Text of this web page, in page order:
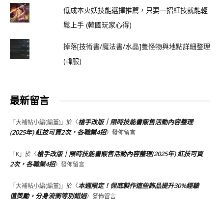
低成本火妖技能選擇推薦，只要一招紅技就能輕
鬆上手 (韓國玩家心得)
掉落[技術書/魔法書/水晶]隻怪物與地點詳細整理
(韓服)
最新留言
「大補帖小編(編董)」於〈槍手改版｜限時技能書販售活動內容整理
(2025年) 紅技可買2次，各職業4招〉發佈留言
「K」於〈槍手改版｜限時技能書販售活動內容整理(2025年) 紅技可買
2次，各職業4招〉發佈留言
「大補帖小編(編董)」於〈本週限定！保底製作這些飾品提升30%經驗
值獎勵，分身流衝等別錯過〉發佈留言